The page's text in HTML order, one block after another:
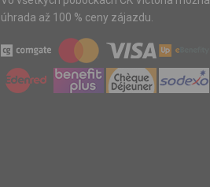
úhrada až 100 % ceny zájazdu.